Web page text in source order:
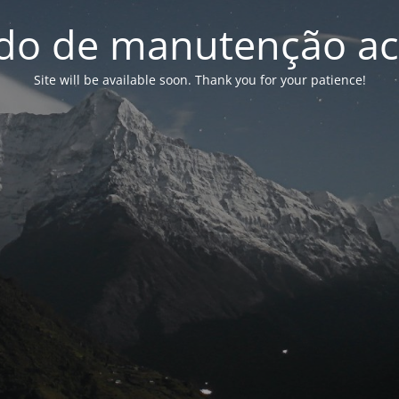
de manutenção
Site will be available soon. Thank you for your patience!